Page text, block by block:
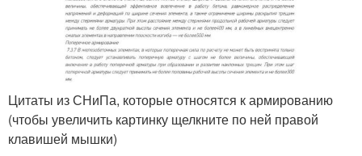
Цитаты из СНиПа, которые относятся к армированию
(чтобы увеличить картинку щелкните по ней правой
клавишей мышки)